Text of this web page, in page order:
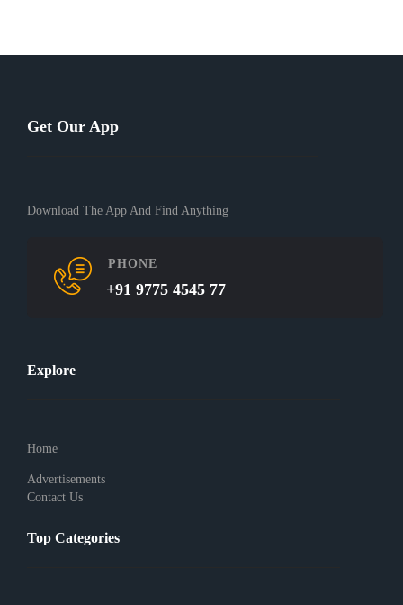
Get Our App
Download The App And Find Anything
PHONE
+91 9775 4545 77
Explore
Home
Advertisements
Contact Us
Top Categories